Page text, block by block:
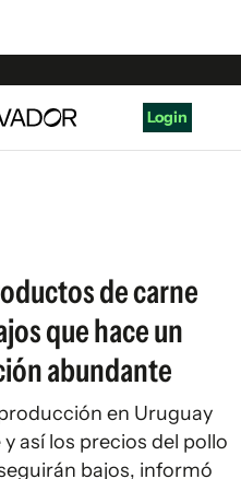
Login
de carne
que hace un
abundante
en Uruguay
así los precios del pollo
bajos, informó